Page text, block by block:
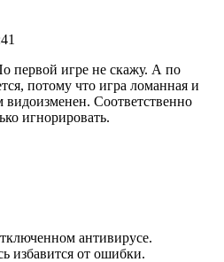
первой игре не скажу. А по
потому что игра ломанная и
видоизменен. Соответственно
игнорировать.
антивирусе.
избавится от ошибки.